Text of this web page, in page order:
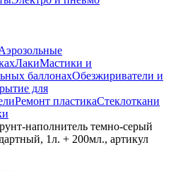
ЛакиМастики и
баллонахОбезжириватели и
для
Ремонт пластикаСтеклоткани
наполнитель темно-серый
1л. + 200мл., артикул